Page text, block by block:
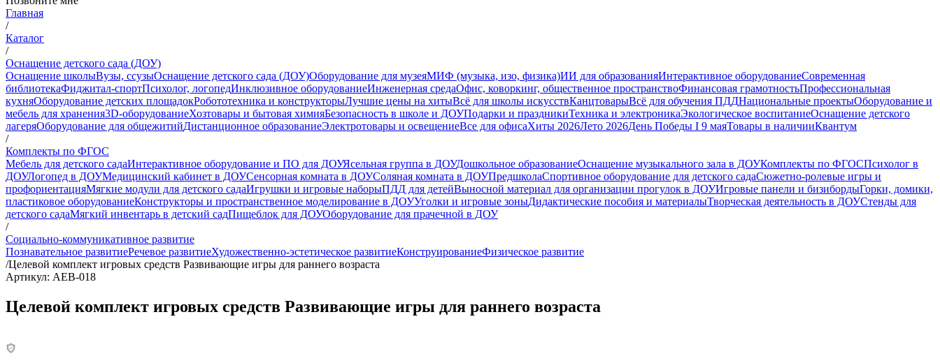
Главная
/
Каталог
/
Оснащение детского сада (ДОУ)
Оснащение школыВузы, ссузыОснащение детского сада (ДОУ)Оборудование для музеяМИФ (музыка, изо, физика)ИИ для образованияИнтерактивное оборудованиеСовременная
библиотекаФиджитал-спортПсихолог, логопедИнклюзивное оборудованиеИнженерная средаОфис, коворкинг, общественное пространствоФинансовая грамотностьПрофессиональная
кухняОборудование детских площадокРобототехника и конструкторыЛучшие цены на хитыВсё для школы искусствКанцтоварыВсё для обучения ПДДНациональные проектыОборудование и
мебель для хранения3D-оборудованиеХозтовары и бытовая химияБезопасность в школе и ДОУПодарки и праздникиТехника и электроникаЭкологическое воспитаниеОснащение детского
лагеряОборудование для общежитийДистанционное образованиеЭлектротовары и освещениеВсе для офисаХиты 2026Лето 2026День Победы I 9 маяТовары в наличииКвантум
/
Комплекты по ФГОС
Мебель для детского садаИнтерактивное оборудование и ПО для ДОУЯсельная группа в ДОУДошкольное образованиеОснащение музыкального зала в ДОУКомплекты по ФГОСПсихолог в
ДОУЛогопед в ДОУМедицинский кабинет в ДОУСенсорная комната в ДОУСоляная комната в ДОУПредшколаСпортивное оборудование для детского садаСюжетно-ролевые игры и
профориентацияМягкие модули для детского садаИгрушки и игровые наборыПДД для детейВыносной материал для организации прогулок в ДОУИгровые панели и бизибордыГорки, домики,
пластиковое оборудованиеКонструкторы и пространственное моделирование в ДОУУголки и игровые зоныДидактические пособия и материалыТворческая деятельность в ДОУСтенды для
детского садаМягкий инвентарь в детский садПищеблок для ДОУОборудование для прачечной в ДОУ
/
Социально-коммуникативное развитие
Познавательное развитиеРечевое развитиеХудожественно-эстетическое развитиеКонструированиеФизическое развитие
/Целевой комплект игровых средств Развивающие игры для раннего возраста
Артикул: АЕВ-018
Целевой комплект игровых средств Развивающие игры для раннего возраста